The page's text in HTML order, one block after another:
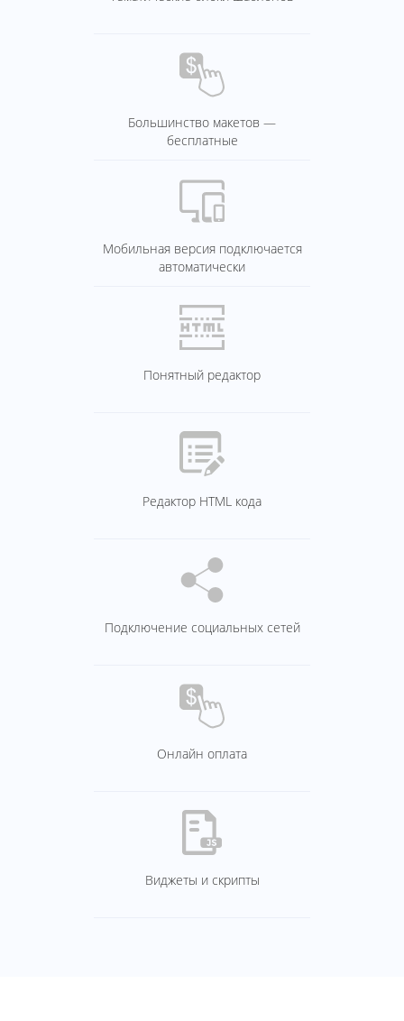
Большинство макетов —
бесплатные
Мобильная версия подключается
автоматически
Понятный редактор
Редактор HTML кода
Подключение социальных сетей
Онлайн оплата
Виджеты и скрипты